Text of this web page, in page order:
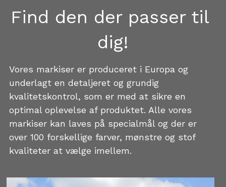
Find den der passer til
dig!
Vores markiser er produceret i Europa og
underlagt en detaljeret og grundig
kvalitetskontrol, som er med at sikre en
optimal oplevelse af produktet. Alle vores
markiser kan laves på specialmål og der er
over 100 forskellige farver, mønstre og stof
kvaliteter at vælge imellem.